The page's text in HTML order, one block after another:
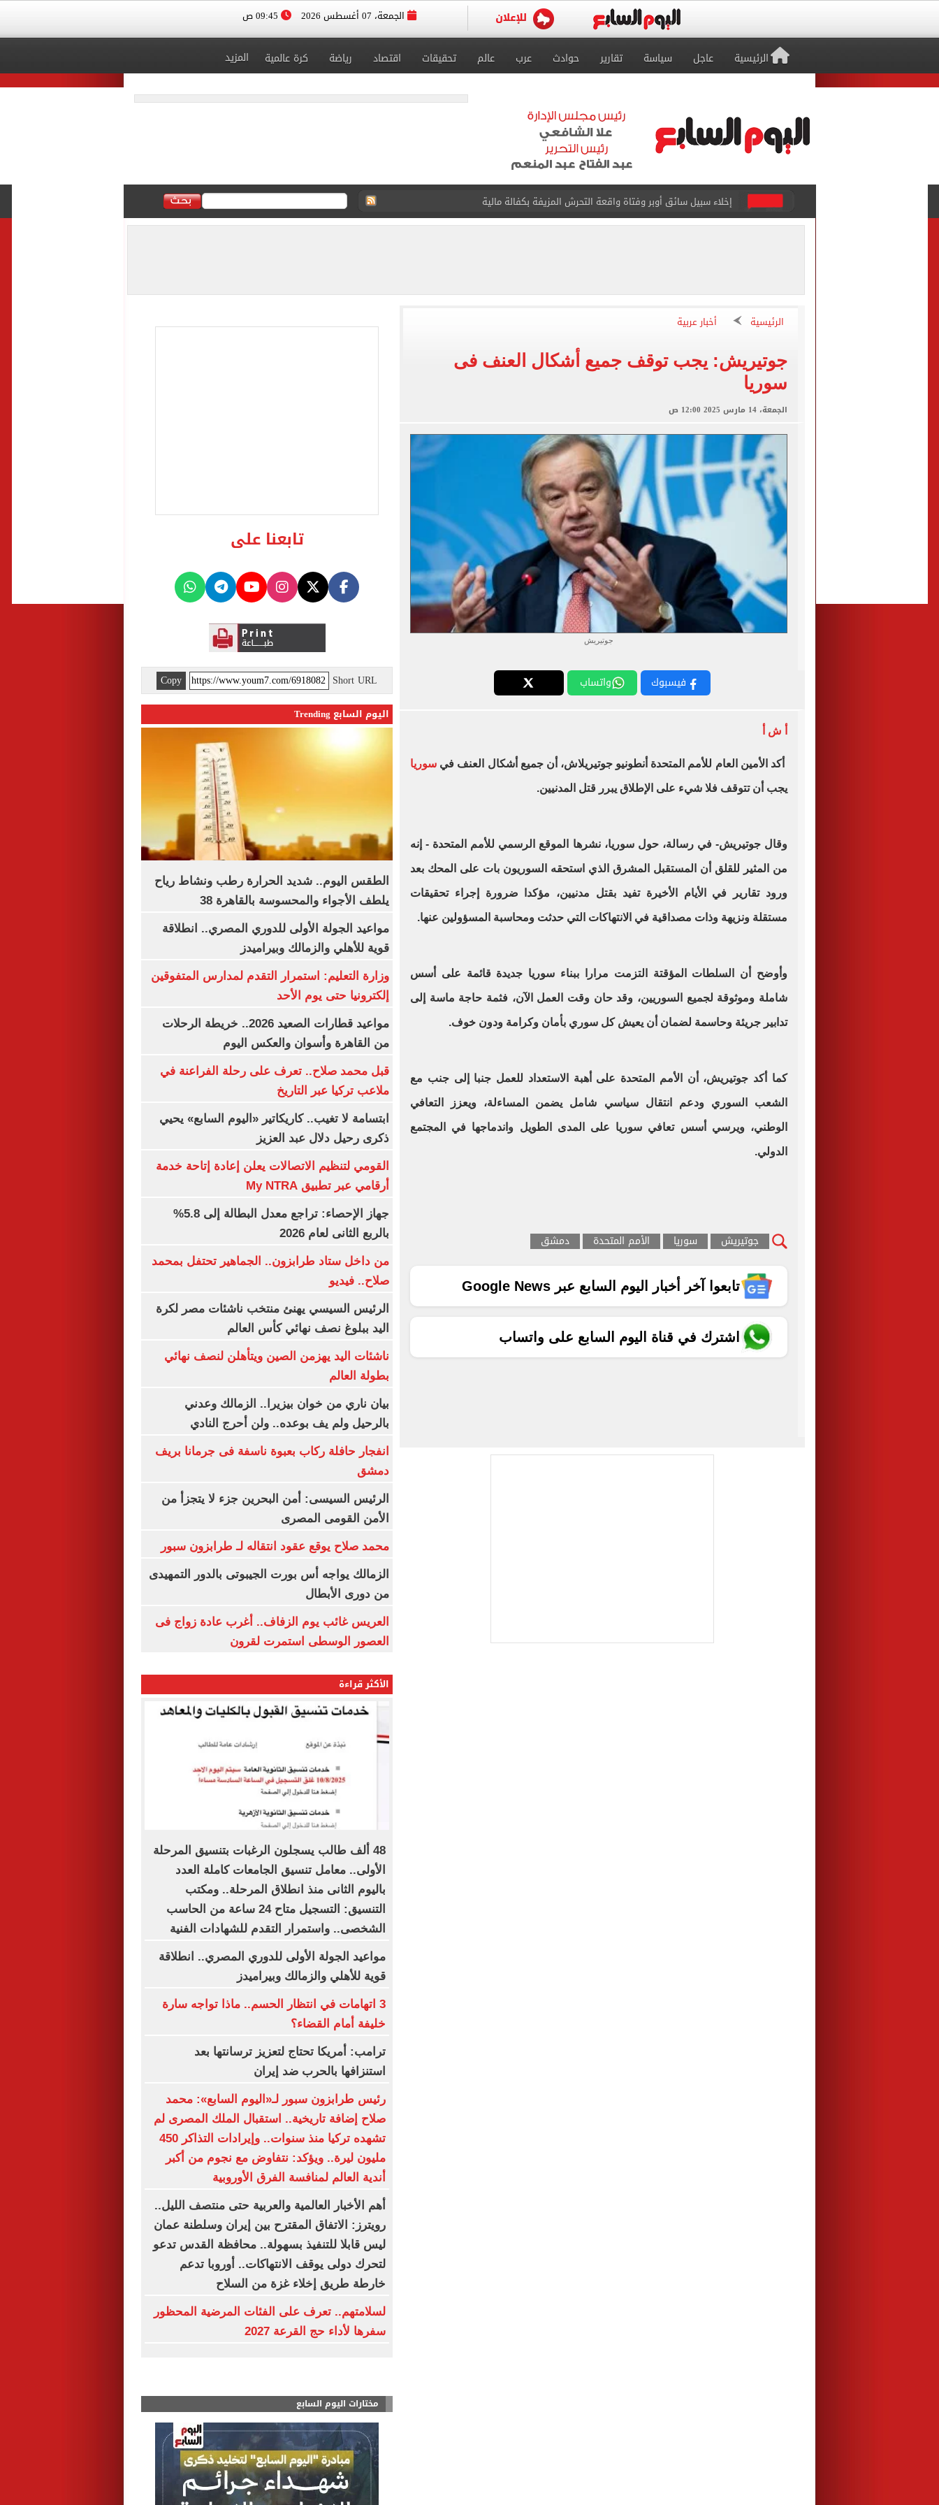
الجمعة، 07 أغسطس 2026
الرئيسية عاجل سياسة تقارير حوادث عرب عالم تحقيقات اقتصاد رياضة كرة عالمية المزيد
غلق جزئى لشارع جامعة الدول العربية بتقاطعه مع شارع شهاب 3 أيام لتوصيل غاز
عمرو دياب يدخل موسوعة جينيس بعد تصدره قائمة بيلبورد عربية لـ68 أسبوعا
أسعار الذهب في مصر تتراجع.. وعيار 21 يسجل هذا الرقم
تقارير: سيلتيك الأسكتلندي يضم هيثم حسن بعقد حتى 2030
إخلاء سبيل سائق أوبر وفتاة واقعة التحرش المزيفة بكفالة مالية
الرئيسية أخبار عربية
جوتيريش: يجب توقف جميع أشكال العنف فى
سوريا
الجمعة، 14 مارس 2025 12:00 ص
جوتيريش
فيسبوك واتساب
أ ش أ
أكد الأمين العام للأمم المتحدة أنطونيو جوتيريلاش، أن جميع أشكال العنف في سوريا
يجب أن تتوقف فلا شيء على الإطلاق يبرر قتل المدنيين.
وقال جوتيريش- في رسالة، حول سوريا، نشرها الموقع الرسمي للأمم المتحدة - إنه
من المثير للقلق أن المستقبل المشرق الذي استحقه السوريون بات على المحك بعد
ورود تقارير في الأيام الأخيرة تفيد بقتل مدنيين، مؤكدا ضرورة إجراء تحقيقات
مستقلة ونزيهة وذات مصداقية في الانتهاكات التي حدثت ومحاسبة المسؤولين عنها.
وأوضح أن السلطات المؤقتة التزمت مرارا ببناء سوريا جديدة قائمة على أسس
شاملة وموثوقة لجميع السوريين، وقد حان وقت العمل الآن، فثمة حاجة ماسة إلى
تدابير جريئة وحاسمة لضمان أن يعيش كل سوري بأمان وكرامة ودون خوف.
كما أكد جوتيريش، أن الأمم المتحدة على أهبة الاستعداد للعمل جنبا إلى جنب مع
الشعب السوري ودعم انتقال سياسي شامل يضمن المساءلة، ويعزز التعافي
الوطني، ويرسي أسس تعافي سوريا على المدى الطويل واندماجها في المجتمع
الدولي.
جوتيريش سوريا الأمم المتحدة دمشق
تابعوا آخر أخبار اليوم السابع عبر Google News
اشترك في قناة اليوم السابع على واتساب
تابعنا على
Short URL
Copy
اليوم السابع Trending
الطقس اليوم.. شديد الحرارة رطب ونشاط رياح
يلطف الأجواء والمحسوسة بالقاهرة 38
مواعيد الجولة الأولى للدوري المصري.. انطلاقة
قوية للأهلي والزمالك وبيراميدز
وزارة التعليم: استمرار التقدم لمدارس المتفوقين
إلكترونيا حتى يوم الأحد
مواعيد قطارات الصعيد 2026.. خريطة الرحلات
من القاهرة وأسوان والعكس اليوم
قبل محمد صلاح.. تعرف على رحلة الفراعنة في
ملاعب تركيا عبر التاريخ
ابتسامة لا تغيب.. كاريكاتير «اليوم السابع» يحيي
ذكرى رحيل دلال عبد العزيز
القومي لتنظيم الاتصالات يعلن إعادة إتاحة خدمة
أرقامي عبر تطبيق My NTRA
جهاز الإحصاء: تراجع معدل البطالة إلى 5.8%
بالربع الثانى لعام 2026
من داخل ستاد طرابزون.. الجماهير تحتفل بمحمد
صلاح.. فيديو
الرئيس السيسي يهنئ منتخب ناشئات مصر لكرة
اليد ببلوغ نصف نهائي كأس العالم
ناشئات اليد يهزمن الصين ويتأهلن لنصف نهائي
بطولة العالم
بيان ناري من خوان بيزيرا.. الزمالك وعدني
بالرحيل ولم يف بوعده.. ولن أحرج النادي
انفجار حافلة ركاب بعبوة ناسفة فى جرمانا بريف
دمشق
الرئيس السيسى: أمن البحرين جزء لا يتجزأ من
الأمن القومى المصرى
محمد صلاح يوقع عقود انتقاله لـ طرابزون سبور
الزمالك يواجه أس بورت الجيبوتى بالدور التمهيدى
من دورى الأبطال
العريس غائب يوم الزفاف.. أغرب عادة زواج فى
العصور الوسطى استمرت لقرون
الأكثر قراءة
48 ألف طالب يسجلون الرغبات بتنسيق المرحلة
الأولى.. معامل تنسيق الجامعات كاملة العدد
باليوم الثانى منذ انطلاق المرحلة.. ومكتب
التنسيق: التسجيل متاح 24 ساعة من الحاسب
الشخصى.. واستمرار التقدم للشهادات الفنية
مواعيد الجولة الأولى للدوري المصري.. انطلاقة
قوية للأهلي والزمالك وبيراميدز
3 اتهامات في انتظار الحسم.. ماذا تواجه سارة
خليفة أمام القضاء؟
ترامب: أمريكا تحتاج لتعزيز ترسانتها بعد
استنزافها بالحرب ضد إيران
رئيس طرابزون سبور لـ«اليوم السابع»: محمد
صلاح إضافة تاريخية.. استقبال الملك المصرى لم
تشهده تركيا منذ سنوات.. وإيرادات التذاكر 450
مليون ليرة.. ويؤكد: نتفاوض مع نجوم من أكبر
أندية العالم لمنافسة الفرق الأوروبية
أهم الأخبار العالمية والعربية حتى منتصف الليل..
رويترز: الاتفاق المقترح بين إيران وسلطنة عمان
ليس قابلا للتنفيذ بسهولة.. محافظة القدس تدعو
لتحرك دولى يوقف الانتهاكات.. أوروبا تدعم
خارطة طريق إخلاء غزة من السلاح
لسلامتهم.. تعرف على الفئات المرضية المحظور
سفرها لأداء حج القرعة 2027
مختارات اليوم السابع